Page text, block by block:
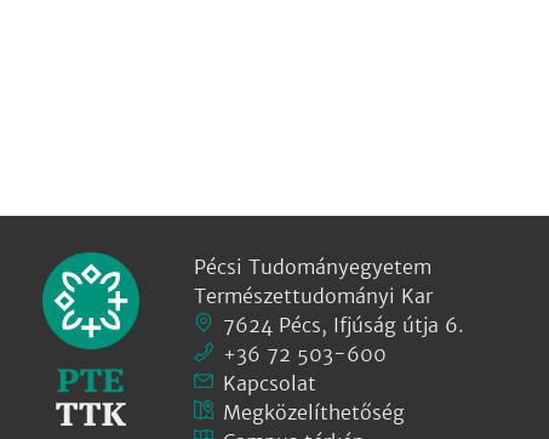
Pécsi Tudományegyetem
Természettudományi Kar
7624 Pécs, Ifjúság útja 6.
+36 72 503-600
Kapcsolat
Megközelíthetőség